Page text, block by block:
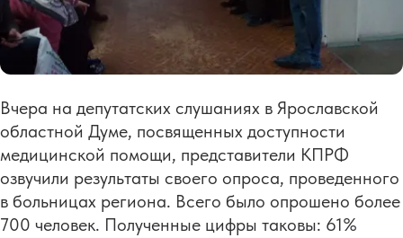
Вчера на депутатских слушаниях в Ярославской
областной Думе, посвященных доступности
медицинской помощи, представители КПРФ
озвучили результаты своего опроса, проведенного
в больницах региона. Всего было опрошено более
700 человек. Полученные цифры таковы: 61%